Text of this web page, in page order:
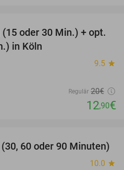
36%
oder 30 Min.) + opt.
in Köln
9.5 star
Regulär 20€
12,90€
34%
60 oder 90 Minuten)
10.0 star